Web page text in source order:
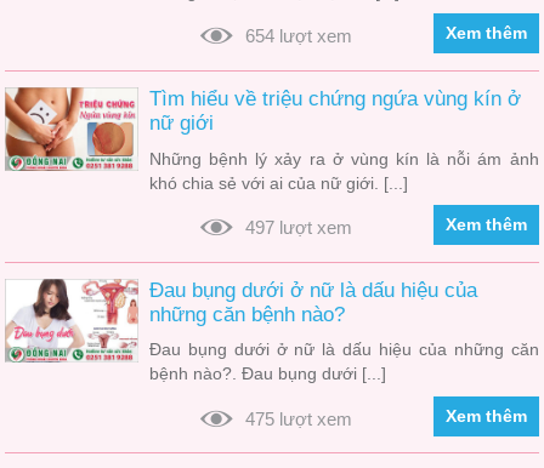
654 lượt xem Xem thêm
Tìm hiểu về triệu chứng ngứa vùng kín ở
nữ giới
Những bệnh lý xảy ra ở vùng kín là nỗi ám ảnh
khó chia sẻ với ai của nữ giới. [...]
497 lượt xem Xem thêm
Đau bụng dưới ở nữ là dấu hiệu của
những căn bệnh nào?
Đau bụng dưới ở nữ là dấu hiệu của những căn
bệnh nào?​. Đau bụng dưới [...]
475 lượt xem Xem thêm